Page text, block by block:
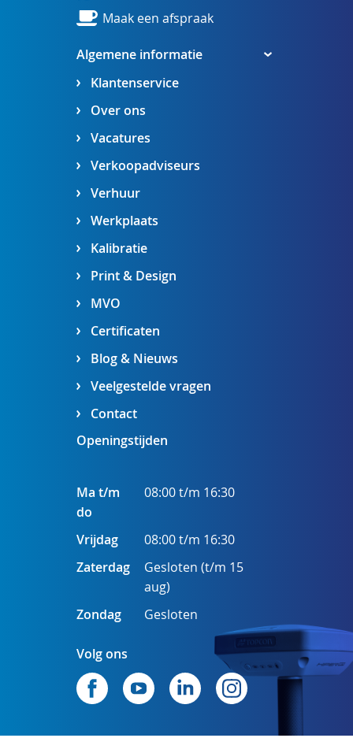
Algemene informatie
Klantenservice
Over ons
Vacatures
Verkoopadviseurs
Verhuur
Werkplaats
Kalibratie
Print & Design
MVO
Certificaten
Blog & Nieuws
Veelgestelde vragen
Contact
Maak een afspraak
Openingstijden
Ma t/m
do
08:00 t/m 16:30
Vrijdag
08:00 t/m 16:30
Zaterdag
Gesloten (t/m 15
aug)
Zondag
Gesloten
Volg ons